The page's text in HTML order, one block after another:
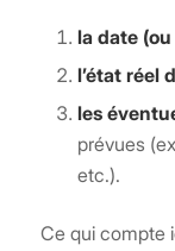
la date
l’état réel
les
prévues
etc.).
Ce qui compte